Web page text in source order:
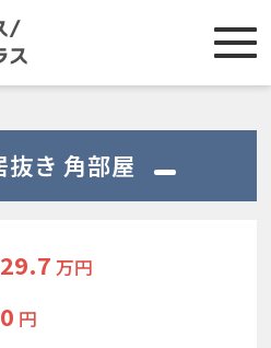
抜き 角部屋
29.7 万円
0 円